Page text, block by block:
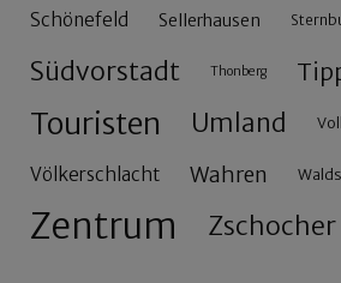
Schönefeld Sellerhausen
Südvorstadt Thonberg
Touristen Umland
Völkerschlacht Wahren
Zentrum Zschocher